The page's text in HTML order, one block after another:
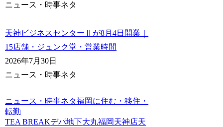
ニュース・時事ネタ
天神ビジネスセンターⅡが8月4日開業｜
15店舗・ジュンク堂・営業時間
2026年7月30日
ニュース・時事ネタ
ニュース・時事ネタ福岡に住む・移住・
転勤
TEA BREAKデパ地下大丸福岡天神店天